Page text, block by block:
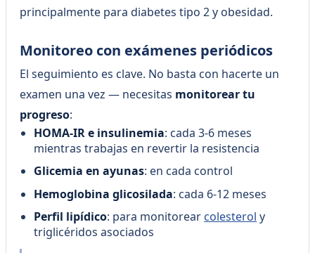
principalmente para diabetes tipo 2 y obesidad.
Monitoreo con exámenes periódicos
El seguimiento es clave. No basta con hacerte un
examen una vez — necesitas monitorear tu
progreso:
HOMA-IR e insulinemia: cada 3-6 meses
mientras trabajas en revertir la resistencia
Glicemia en ayunas: en cada control
Hemoglobina glicosilada: cada 6-12 meses
Perfil lipídico: para monitorear colesterol y
triglicéridos asociados